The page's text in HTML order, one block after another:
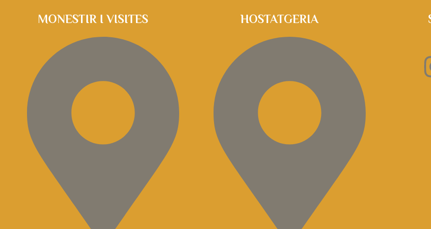
MONESTIR I VISITES HOSTATGERIA